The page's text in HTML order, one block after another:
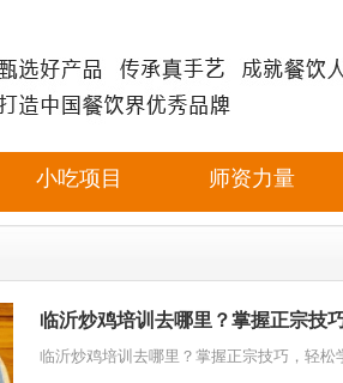
小吃项目 师资力量
临沂炒鸡培训去哪里？掌握正宗技
临沂炒鸡培训去哪里？掌握正宗技巧，轻松